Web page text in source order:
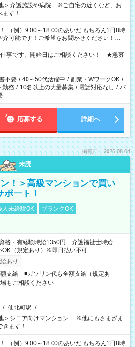
＞介護施設や病院 ※ご自宅の近くなど、お
す！
（例）9:00～18:00のあいだ もちろん1日8時
介可能です！ご希望をお聞かせください！★
みが必要な場合も遠慮なくご相談ください。
上の勤務が必要です
仕事です。開始日はご相談ください！ ★急募
不要 / 40～50代活躍中 / 副業・WワークOK /
勤務 / 10名以上の大量募集 / 電話対応なし / パ
応募する 詳細へ
掲載日：2026.08.04
未読
！＞高級マンションで買い
ート！
人未経験OK
ブランクOK
格・有経験時給1350円 介護福祉士時給
（規定あり）※即日払い不可
あり
支給 ■ガソリン代も全額支給（規定あ
もご相談ください
/ 仙北町駅 / …
＞シニア向けマンション ※他にもさまざま
ます！
（例）9:00～18:00のあいだ もちろん1日8時